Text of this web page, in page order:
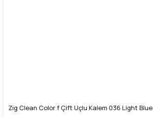
Zig Clean Color f Çift Uçlu Kalem 036 Light Blue